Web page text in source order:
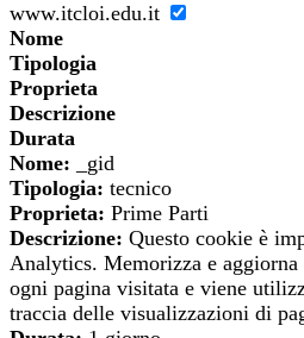
www.itcloi.edu.it
Nome
Tipologia
Proprieta
Descrizione
Durata
Nome: _gid
Tipologia: tecnico
Proprieta: Prime Parti
Descrizione: Questo cookie è
Analytics. Memorizza e
ogni pagina visitata e viene
traccia delle visualizzazioni di